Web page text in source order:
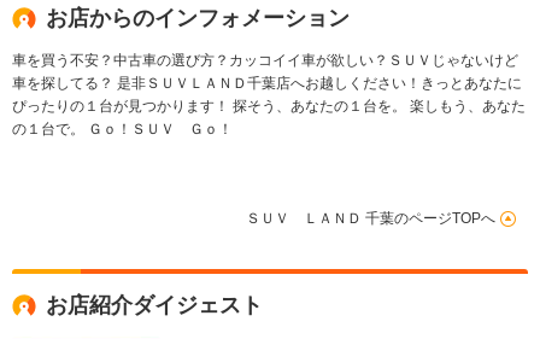
ヒーター ETC2.0
トキー オート
お店からのインフォメーション
車を買う不安？中古車の選び方？カッコイイ車が欲しい？ＳＵＶじゃないけど
車を探してる？ 是非ＳＵＶＬＡＮＤ千葉店へお越しください！きっとあなたに
ぴったりの１台が見つかります！ 探そう、あなたの１台を。 楽しもう、あなた
の１台で。 Ｇｏ！ＳＵＶ Ｇｏ！
ＳＵＶ ＬＡＮＤ 千葉のページTOPへ
お店紹介ダイジェスト